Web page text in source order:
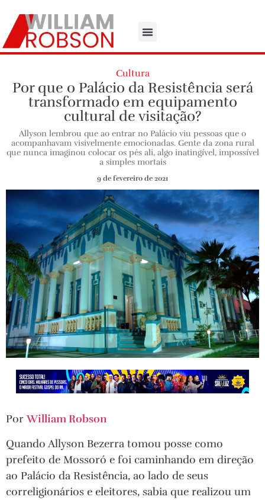
Cultura
Por que o Palácio da Resistência será
transformado em equipamento
cultural de visitação?
Allyson lembrou que ao entrar no Palácio viu pessoas que o
acompanhavam visivelmente emocionadas. Gente da zona rural
que nunca imaginou colocar os pés ali, algo inatingível, impossível
a simples mortais
9 de fevereiro de 2021
PorWilliam Robson
Quando Allyson Bezerra tomou posse como
prefeito de Mossoró e foi caminhando em direção
ao Palácio da Resistência, ao lado de seus
correligionários e eleitores, sabia que realizou um